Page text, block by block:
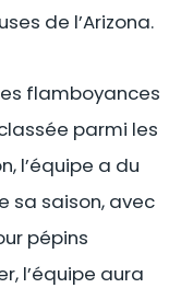
de l’Arizona.
flamboyances
parmi les
l’équipe a du
sa saison, avec
pépins
l’équipe aura